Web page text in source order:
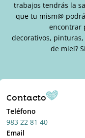
trabajos tendrás la
que tu mism@
encontrar
decorativos,
de miel?
Contacto
Teléfono
983 22 81 40
Email